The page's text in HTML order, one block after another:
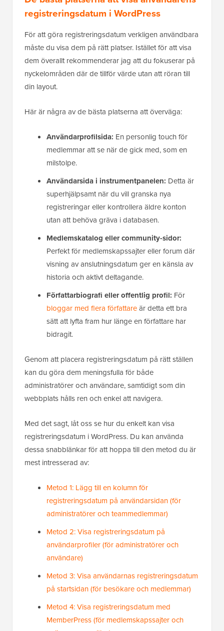
registreringsdatum i WordPress
För att göra registreringsdatum verkligen användbara
måste du visa dem på rätt platser. Istället för att visa
dem överallt rekommenderar jag att du fokuserar på
nyckelområden där de tillför värde utan att röran till
din layout.
Här är några av de bästa platserna att överväga:
Användarprofilsida: En personlig touch för
medlemmar att se när de gick med, som en
milstolpe.
Användarsida i instrumentpanelen: Detta är
superhjälpsamt när du vill granska nya
registreringar eller kontrollera äldre konton
utan att behöva gräva i databasen.
Medlemskatalog eller community-sidor:
Perfekt för medlemskapssajter eller forum där
visning av anslutningsdatum ger en känsla av
historia och aktivt deltagande.
Författarbiografi eller offentlig profil: För
bloggar med flera författareär detta ett bra
sätt att lyfta fram hur länge en författare har
bidragit.
Genom att placera registreringsdatum på rätt ställen
kan du göra dem meningsfulla för både
administratörer och användare, samtidigt som din
webbplats hålls ren och enkel att navigera.
Med det sagt, låt oss se hur du enkelt kan visa
registreringsdatum i WordPress. Du kan använda
dessa snabblänkar för att hoppa till den metod du är
mest intresserad av:
Metod 1: Lägg till en kolumn för
registreringsdatum på användarsidan (för
administratörer och teammedlemmar)
Metod 2: Visa registreringsdatum på
användarprofiler (för administratörer och
användare)
Metod 3: Visa användarnas registreringsdatum
på startsidan (för besökare och medlemmar)
Metod 4: Visa registreringsdatum med
MemberPress (för medlemskapssajter och